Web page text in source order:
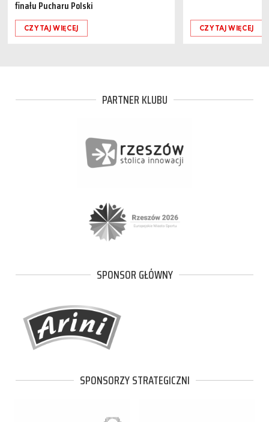
finału Pucharu Polski
CZYTAJ WIĘCEJ CZYTAJ WIĘCEJ
PARTNER KLUBU
SPONSOR GŁÓWNY
SPONSORZY STRATEGICZNI